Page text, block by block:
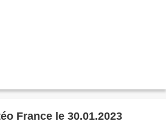
Myriam Seurat Météo France le 30.01.2023